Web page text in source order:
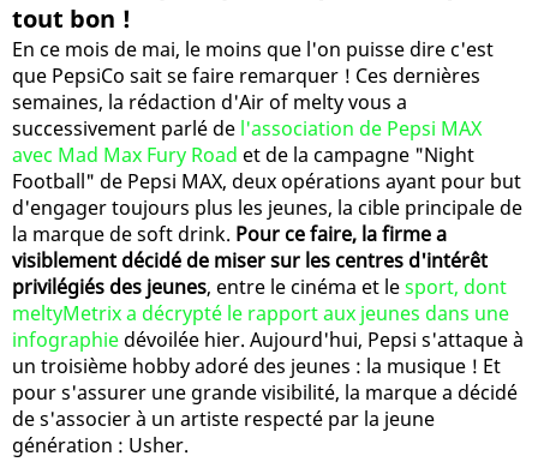
tout bon !
En ce mois de mai, le moins que l'on puisse dire c'est
que PepsiCo sait se faire remarquer ! Ces dernières
semaines, la rédaction d'Air of melty vous a
successivement parlé de l'association de Pepsi MAX
avec Mad Max Fury Road et de la campagne "Night
Football" de Pepsi MAX, deux opérations ayant pour but
d'engager toujours plus les jeunes, la cible principale de
la marque de soft drink. Pour ce faire, la firme a
visiblement décidé de miser sur les centres d'intérêt
privilégiés des jeunes, entre le cinéma et lesport, dont
meltyMetrix a décrypté le rapport aux jeunes dans une
infographie dévoilée hier. Aujourd'hui, Pepsi s'attaque à
un troisième hobby adoré des jeunes : la musique ! Et
pour s'assurer une grande visibilité, la marque a décidé
de s'associer à un artiste respecté par la jeune
génération : Usher.